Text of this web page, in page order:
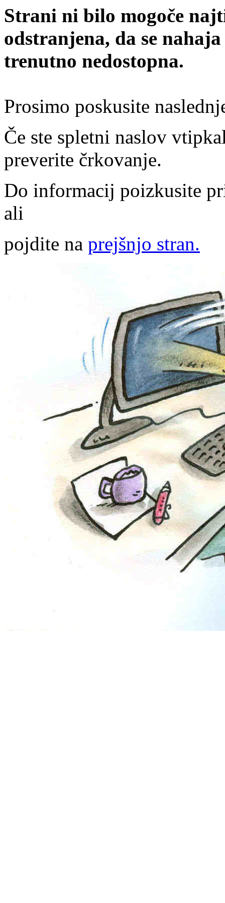
Strani ni bilo mogoče
odstranjena, da se
trenutno nedostopna.
Prosimo poskusite
Če ste spletni naslov
preverite črkovanje.
Do informacij poizkusite
ali
pojdite na prejšnjo stran.